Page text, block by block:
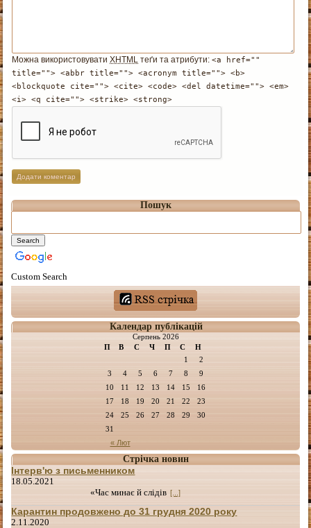
Можна використовуватиXHTML теґи та атрибути:<a href=""
title=""> <abbr title=""> <acronym title=""> <b>
<blockquote cite=""> <cite> <code> <del datetime=""> <em>
<i> <q cite=""> <strike> <strong>
Пошук
Custom Search
Календар публікацій
Серпень 2026
П
В С Ч П С Н
« Лют
1
2
3
4 5 6 7 8
9
10
11 12 13 14 15
16
17
18 19 20 21 22
23
24
25 26 27 28 29
30
31
Стрічка новин
Інтерв'ю з письменником
18.05.2021
«Час минає й слідів [...]
Карантин продовжено до 31 грудня 2020 року
2.11.2020